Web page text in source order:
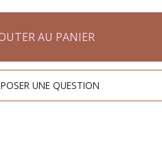
AU PANIER
UNE QUESTION